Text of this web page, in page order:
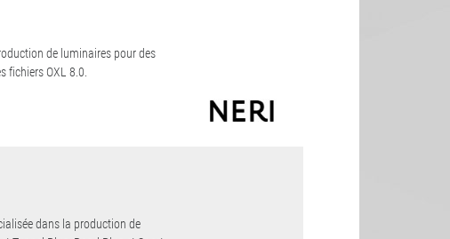
de luminaires pour des
fichiers OXL 8.0.
dans la production de